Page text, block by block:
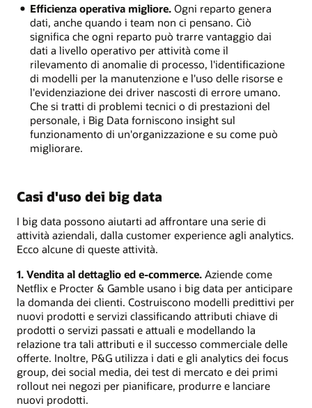
Efficienza operativa migliore.Ogni reparto genera
dati, anche quando i team non ci pensano. Ciò
significa che ogni reparto può trarre vantaggio dai
dati a livello operativo per attività come il
rilevamento di anomalie di processo, l'identificazione
di modelli per la manutenzione e l'uso delle risorse e
l'evidenziazione dei driver nascosti di errore umano.
Che si tratti di problemi tecnici o di prestazioni del
personale, i Big Data forniscono insight sul
funzionamento di un'organizzazione e su come può
migliorare.
Casi d'uso dei big data
I big data possono aiutarti ad affrontare una serie di
attività aziendali, dalla customer experience agli analytics.
Ecco alcune di queste attività.
1. Vendita al dettaglio ed e-commerce. Aziende come
Netflix e Procter & Gamble usano i big data per anticipare
la domanda dei clienti. Costruiscono modelli predittivi per
nuovi prodotti e servizi classificando attributi chiave di
prodotti o servizi passati e attuali e modellando la
relazione tra tali attributi e il successo commerciale delle
offerte. Inoltre, P&G utilizza i dati e gli analytics dei focus
group, dei social media, dei test di mercato e dei primi
rollout nei negozi per pianificare, produrre e lanciare
nuovi prodotti.